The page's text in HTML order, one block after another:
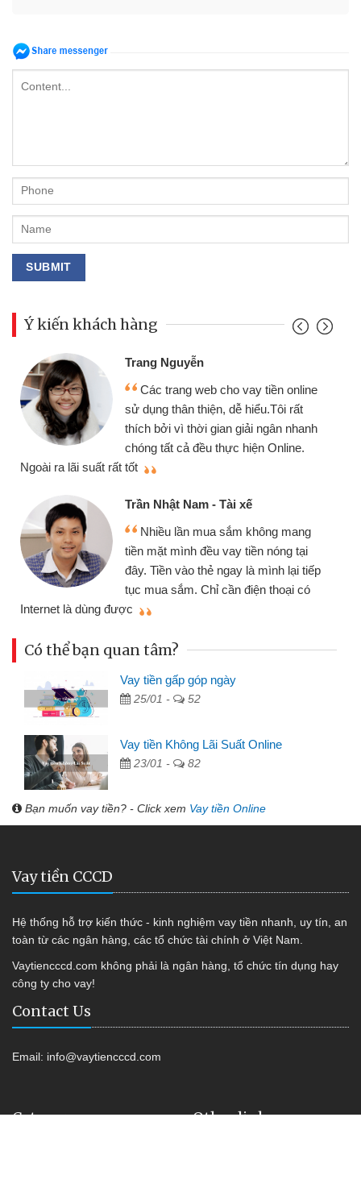
Ý kiến khách hàng
Trang Nguyễn
Các trang web cho vay tiền online
sử dụng thân thiện, dễ hiểu.Tôi rất
thích bởi vì thời gian giải ngân nhanh
chóng tất cả đều thực hiện Online.
Ngoài ra lãi suất rất tốt
Trần Nhật Nam - Tài xế
Nhiều lần mua sắm không mang
tiền mặt mình đều vay tiền nóng tại
đây. Tiền vào thẻ ngay là mình lại tiếp
tục mua sắm. Chỉ cần điện thoại có
Internet là dùng được
Có thể bạn quan tâm?
Vay tiền gấp góp ngày
25/01 - 52
Vay tiền Không Lãi Suất Online
23/01 - 82
Bạn muốn vay tiền? - Click xem Vay tiền Online
Vay tiền CCCD
Hệ thống hỗ trợ kiến thức - kinh nghiệm vay tiền nhanh, uy tín, an
toàn từ các ngân hàng, các tổ chức tài chính ở Việt Nam.
Vaytiencccd.com không phải là ngân hàng, tổ chức tín dụng hay
công ty cho vay!
Contact Us
Email: info@vaytiencccd.com
Category Other link